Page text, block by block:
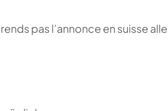
pas l’annonce en suisse